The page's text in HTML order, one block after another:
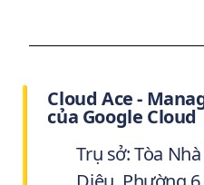
Cloud Ace -
của Google Cloud
Trụ sở: Tòa